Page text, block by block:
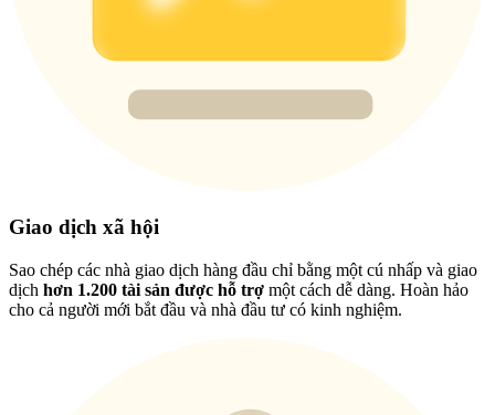
Register & Trade to Win 500,000 USDT
Precious Metals Trading Carnival
Giao dịch xã hội
Sao chép các nhà giao dịch hàng đầu chỉ bằng một cú nhấp và giao
dịch hơn 1.200 tài sản được hỗ trợ một cách dễ dàng. Hoàn hảo
cho cả người mới bắt đầu và nhà đầu tư có kinh nghiệm.